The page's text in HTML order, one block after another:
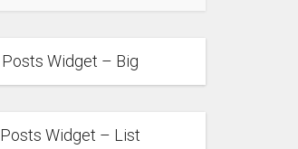
Posts Widget – Big
Posts Widget – List